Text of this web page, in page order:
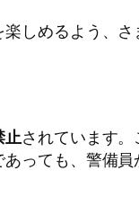
しめるよう、
止されています
っても、警備員